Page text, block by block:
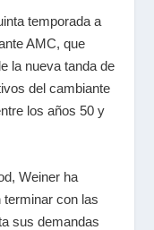
temporada a
AMC, que
la nueva tanda de
del cambiante
los años 50 y
Weiner ha
terminar con las
sus demandas